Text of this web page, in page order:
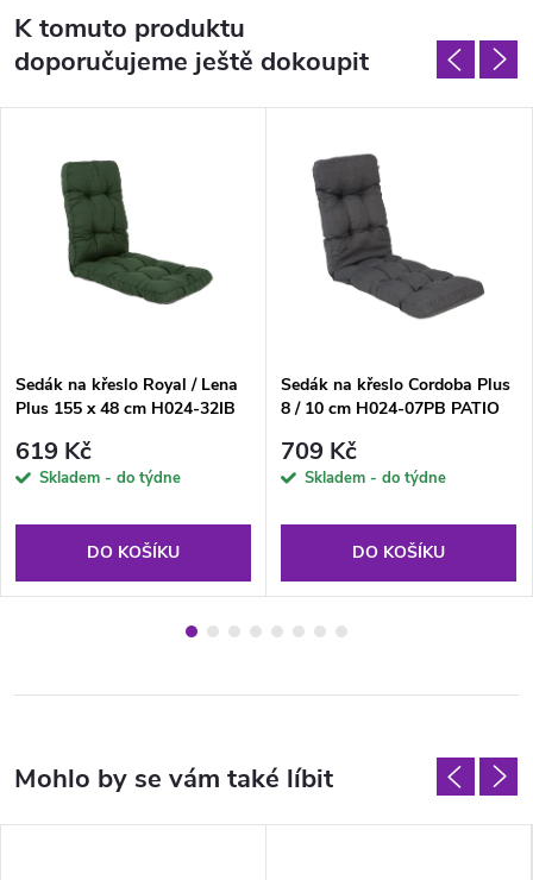
K tomuto produktu
doporučujeme ještě dokoupit
Sedák na křeslo Royal / Lena
Plus 155 x 48 cm H024-32IB
619 Kč
Skladem - do týdne
DO KOŠÍKU
Sedák na křeslo Cordoba Plus
8 / 10 cm H024-07PB PATIO
709 Kč
Skladem - do týdne
DO KOŠÍKU